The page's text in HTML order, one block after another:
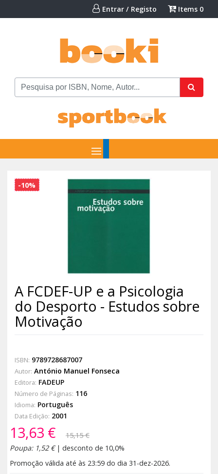
Entrar / Registo Items 0
-10%
A FCDEF-UP e a Psicologia
do Desporto - Estudos sobre
Motivação
ISBN: 9789728687007
Autor: António Manuel Fonseca
Editora: FADEUP
Número de Páginas: 116
Idioma: Português
Data Edição: 2001
13,63 €
15,15 €
Poupa: 1,52 €| desconto de 10,0%
Promoção válida até às 23:59 do dia 31-dez-2026.